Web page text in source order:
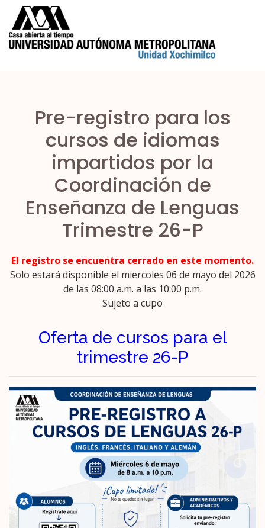
Pre-registro para los
cursos de idiomas
impartidos por la
Coordinación de
Enseñanza de Lenguas
Trimestre 26-P
El registro se encuentra cerrado en este momento.
Solo estará disponible el miercoles 06 de mayo del 2026
de las 08:00 a.m. a las 10:00 p.m.
Sujeto a cupo
Oferta de cursos para el
trimestre 26-P